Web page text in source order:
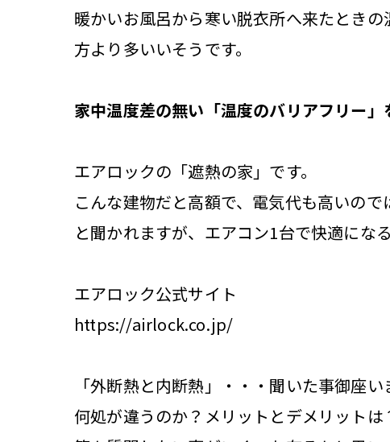
暖かいお風呂から寒い脱衣所へ来たとき
方より多いいそうです。
家中温度差の無い「温度のバリアフリー」
エアロックの「遮熱の家」です。
こんな建物だと高額で、電気代も高いので
と聞かれますが、エアコン1台で快適にな
エアロック公式サイト
https://airlock.co.jp/
「外断熱と内断熱」・・・聞いた事御座い
何処が違うのか？メリットとデメリットは